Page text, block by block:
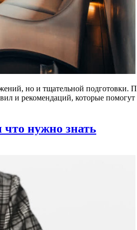
но и тщательной подготовки.
и рекомендаций, которые
что нужно знать